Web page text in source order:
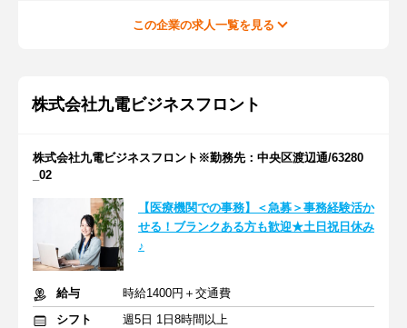
この企業の求人一覧を見る
株式会社九電ビジネスフロント
株式会社九電ビジネスフロント※勤務先：中央区渡辺通/63280
_02
【医療機関での事務】＜急募＞事務経験活か
せる！ブランクある方も歓迎★土日祝日休み
♪
給与
時給1400円＋交通費
シフト
週5日 1日8時間以上